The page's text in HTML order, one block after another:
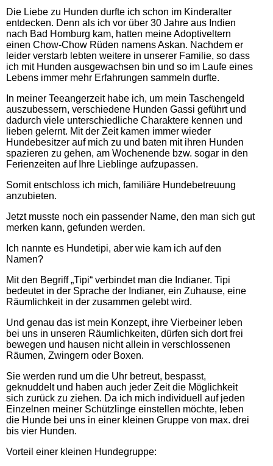
Die Liebe zu Hunden durfte ich schon im Kinderalter
entdecken. Denn als ich vor über 30 Jahre aus Indien
nach Bad Homburg kam, hatten meine Adoptiveltern
einen Chow-Chow Rüden namens Askan. Nachdem er
leider verstarb lebten weitere in unserer Familie, so dass
ich mit Hunden ausgewachsen bin und so im Laufe eines
Lebens immer mehr Erfahrungen sammeln durfte.
In meiner Teeangerzeit habe ich, um mein Taschengeld
auszubessern, verschiedene Hunden Gassi geführt und
dadurch viele unterschiedliche Charaktere kennen und
lieben gelernt. Mit der Zeit kamen immer wieder
Hundebesitzer auf mich zu und baten mit ihren Hunden
spazieren zu gehen, am Wochenende bzw. sogar in den
Ferienzeiten auf Ihre Lieblinge aufzupassen.
Somit entschloss ich mich, familiäre Hundebetreuung
anzubieten.
Jetzt musste noch ein passender Name, den man sich gut
merken kann, gefunden werden.
Ich nannte es Hundetipi, aber wie kam ich auf den
Namen?
Mit den Begriff „Tipi“ verbindet man die Indianer. Tipi
bedeutet in der Sprache der Indianer, ein Zuhause, eine
Räumlichkeit in der zusammen gelebt wird.
Und genau das ist mein Konzept, ihre Vierbeiner leben
bei uns in unseren Räumlichkeiten, dürfen sich dort frei
bewegen und hausen nicht allein in verschlossenen
Räumen, Zwingern oder Boxen.
Sie werden rund um die Uhr betreut, bespasst,
geknuddelt und haben auch jeder Zeit die Möglichkeit
sich zurück zu ziehen. Da ich mich individuell auf jeden
Einzelnen meiner Schützlinge einstellen möchte, leben
die Hunde bei uns in einer kleinen Gruppe von max. drei
bis vier Hunden.
Vorteil einer kleinen Hundegruppe: